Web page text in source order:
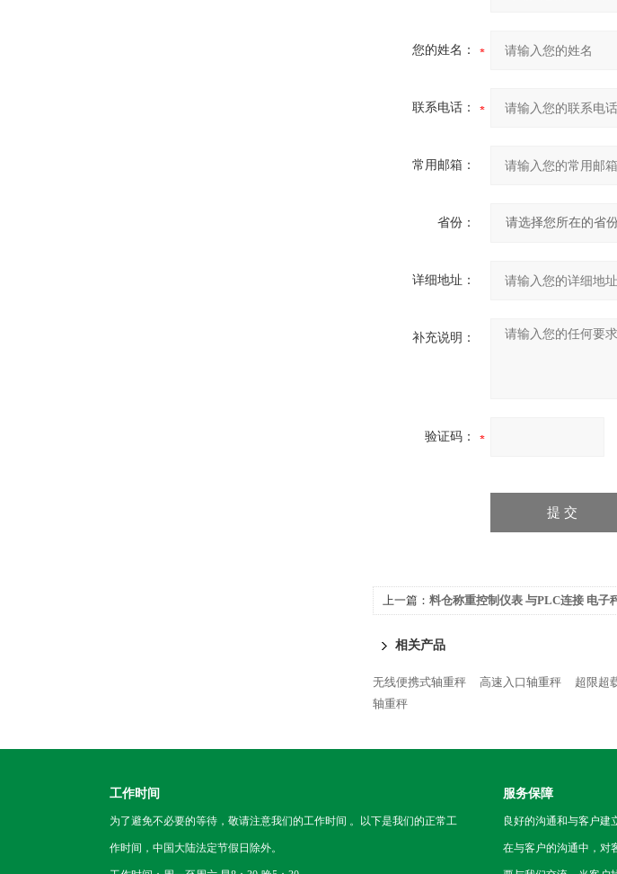
您的姓名：
联系电话：
常用邮箱：
省份：
详细地址：
补充说明：
验证码：
上一篇： 料仓称重控制仪表 与PLC连接 电子
相关产品
无线便携式轴重秤 高速入口轴重秤 超限超
轴重秤
工作时间
为了避免不必要的等待，敬请注意我们的工作时间 。以下是我们的正常工
作时间，中国大陆法定节假日除外。
服务保障
良好的沟通和与客户建
在与客户的沟通中，对